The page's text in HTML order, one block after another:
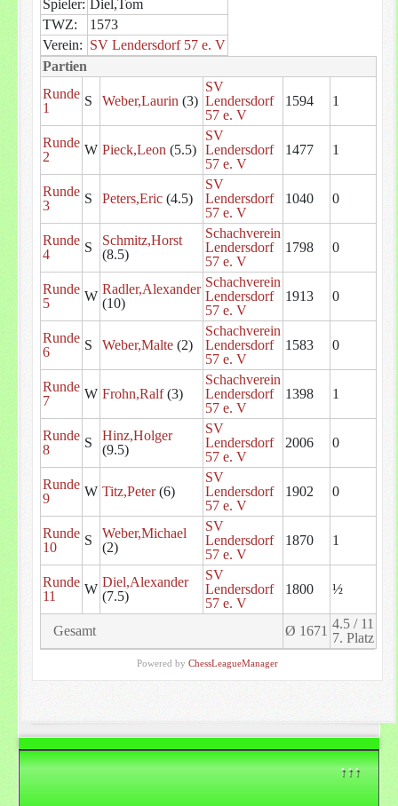
↑↑↑
Spieler: Diel,Tom
TWZ:
1573
Verein: SV Lendersdorf 57 e. V
Partien
Runde
1
S Weber,Laurin (3)
SV
Lendersdorf
57 e. V
1594 1
Runde
2
W Pieck,Leon (5.5)
SV
Lendersdorf
57 e. V
1477 1
Runde
3
S Peters,Eric(4.5)
SV
Lendersdorf
57 e. V
1040 0
Runde
4
S
Schmitz,Horst
(8.5)
Schachverein
Lendersdorf
57 e. V
1798 0
Runde
5
W Radler,Alexander
(10)
Schachverein
Lendersdorf
57 e. V
1913 0
Runde
6
S Weber,Malte(2)
Schachverein
Lendersdorf
57 e. V
1583 0
Runde
7
W Frohn,Ralf(3)
Schachverein
Lendersdorf
57 e. V
1398 1
Runde
8
S
Hinz,Holger
(9.5)
SV
Lendersdorf
57 e. V
2006 0
Runde
9
W Titz,Peter(6)
SV
Lendersdorf
57 e. V
1902 0
Runde
10
S
Weber,Michael
(2)
SV
Lendersdorf
57 e. V
1870 1
Runde
11
W Diel,Alexander
(7.5)
SV
Lendersdorf
57 e. V
1800 ½
Gesamt Ø 1671 4.5 / 11
7. Platz
Powered by ChessLeagueManager